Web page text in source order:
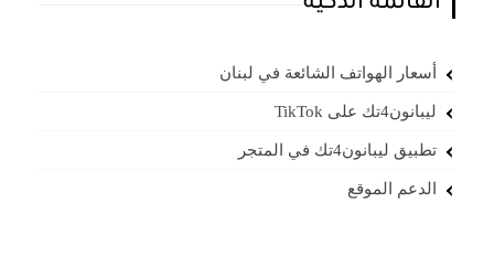
أسعار الهواتف الشائعة في لبنان
ليبانون4تك على TikTok
تطبيق ليبانون4تك في المتجر
الدعم الموقع